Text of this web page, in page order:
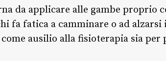
da applicare alle gambe proprio
fa fatica a camminare o ad
ausilio alla fisioterapia sia per